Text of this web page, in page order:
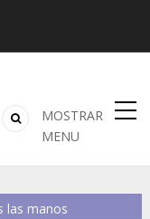
de
TORNEOS FUNBRIDGE
MOSTRAR
MENU
las manos